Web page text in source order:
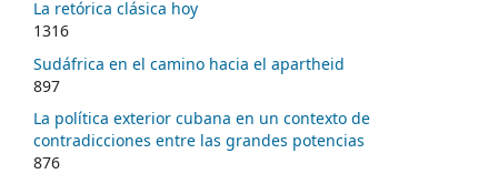
La retórica clásica hoy
1316
Sudáfrica en el camino hacia el apartheid
897
La política exterior cubana en un contexto de
contradicciones entre las grandes potencias
876